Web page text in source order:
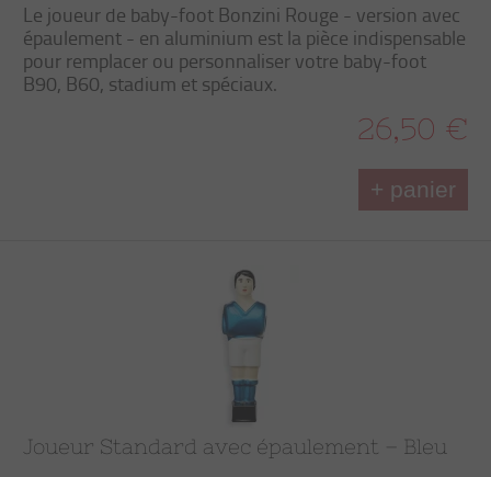
Le joueur de baby-foot Bonzini Rouge - version avec
épaulement - en aluminium est la pièce indispensable
pour remplacer ou personnaliser votre baby-foot
B90, B60, stadium et spéciaux.
26,50 €
+ panier
Joueur Standard avec épaulement – Bleu